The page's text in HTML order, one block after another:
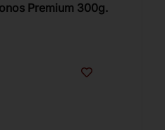
Getrocknete Birnen Donos Premium 300g.